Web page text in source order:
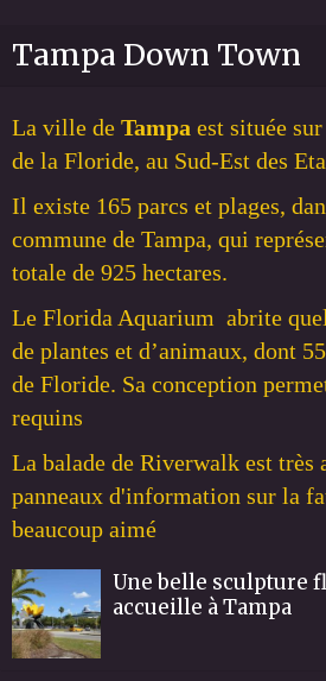
Tampa Down Town
La ville de Tampa est située
de la Floride, au Sud-Est des
Il existe 165 parcs et plages,
commune de Tampa, qui
totale de 925 hectares.
Le Florida Aquarium abrite
de plantes et d’animaux, dont
de Floride. Sa conception
requins
La balade de Riverwalk est très
panneaux d'information sur la
beaucoup aimé
Une belle sculpture
accueille à Tampa